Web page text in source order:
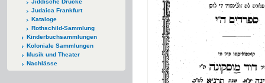
Jiddische Drucke
Judaica Frankfurt
Kataloge
Rothschild-Sammlung
Kinderbuchsammlungen
Koloniale Sammlungen
Musik und Theater
Nachlässe